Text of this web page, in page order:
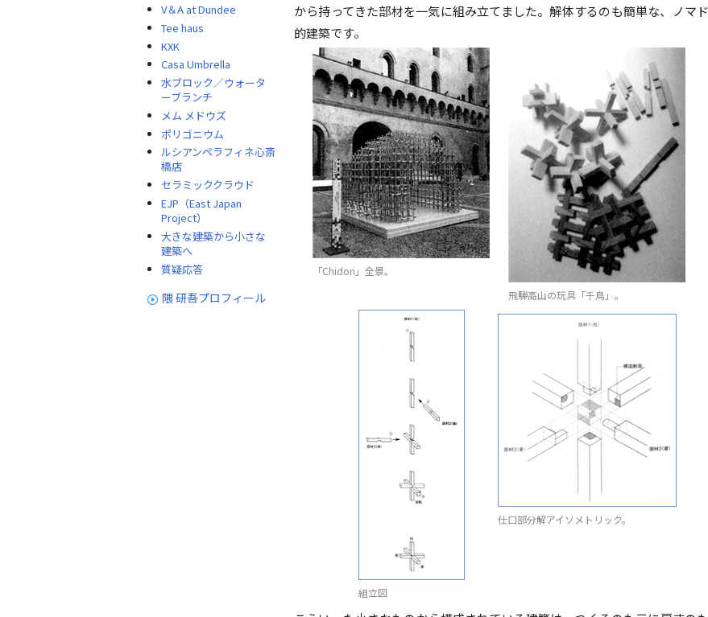
V＆A at Dundee
Tee haus
KXK
Casa Umbrella
水ブロック／ウォータ
ーブランチ
メム メドウズ
ポリゴニウム
ルシアンペラフィネ心斎
橋店
セラミッククラウド
EJP（East Japan
Project）
大きな建築から小さな
建築へ
質疑応答
隈 研吾プロフィール
から持ってきた部材を一気に組み立てました。解体するのも簡単な、ノマド
的建築です。
「Chidori」全景。
飛騨高山の玩具「千鳥」。
組立図
仕口部分解アイソメトリック。